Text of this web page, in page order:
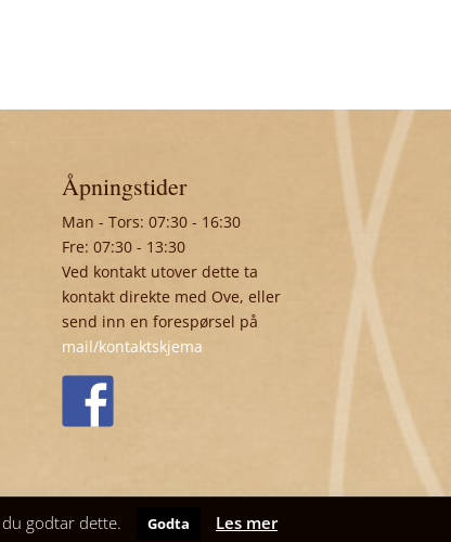
Åpningstider
Man - Tors: 07:30 - 16:30
Fre: 07:30 - 13:30
Ved kontakt utover dette ta
kontakt direkte med Ove, eller
send inn en forespørsel på
mail/kontaktskjema
godtar dette. Godta Les mer